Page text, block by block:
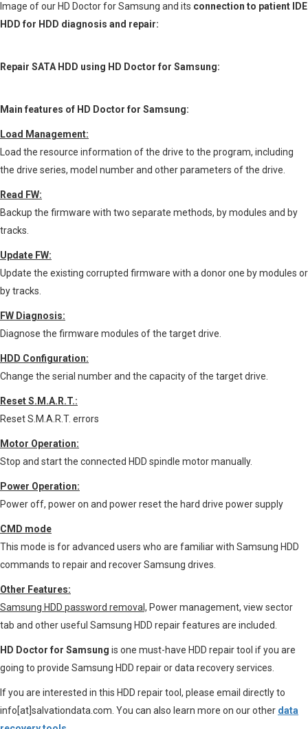
Image of our HD Doctor for Samsung and its connection to patient IDE
HDD for HDD diagnosis and repair:
Repair SATA HDD using HD Doctor for Samsung:
Main features of HD Doctor for Samsung:
Load Management:
Load the resource information of the drive to the program, including
the drive series, model number and other parameters of the drive.
Read FW:
Backup the firmware with two separate methods, by modules and by
tracks.
Update FW:
Update the existing corrupted firmware with a donor one by modules or
by tracks.
FW Diagnosis:
Diagnose the firmware modules of the target drive.
HDD Configuration:
Change the serial number and the capacity of the target drive.
Reset S.M.A.R.T.:
Reset S.M.A.R.T. errors
Motor Operation:
Stop and start the connected HDD spindle motor manually.
Power Operation:
Power off, power on and power reset the hard drive power supply
CMD mode
This mode is for advanced users who are familiar with Samsung HDD
commands to repair and recover Samsung drives.
Other Features:
Samsung HDD password removal, Power management, view sector
tab and other useful Samsung HDD repair features are included.
HD Doctor for Samsung is one must-have HDD repair tool if you are
going to provide Samsung HDD repair or data recovery services.
If you are interested in this HDD repair tool, please email directly to
info[at]salvationdata.com. You can also learn more on our other data